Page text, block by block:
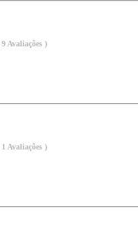
Avaliações )
Avaliações )